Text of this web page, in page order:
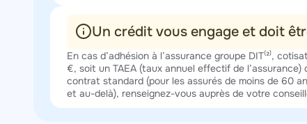
Un crédit vous engage et doit
Texte
En cas d’adhésion à l’assurance groupe DIT⁽²⁾,
€, soit un TAEA (taux annuel effectif de
contrat standard (pour les assurés de moins de 60
et au-delà), renseignez-vous auprès de votre